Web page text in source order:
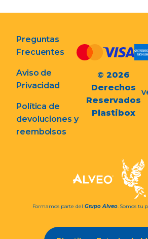
Preguntas
Frecuentes
Aviso de
Privacidad
Política de
devoluciones y
reembolsos
© 2026
Derechos
Reservados
Plastibox
Formamos parte del Grupo Alveo. Somos tu